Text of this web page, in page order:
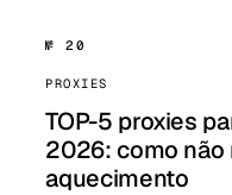
№ 20
PROXIES
TOP-5 proxies
2026: como não
aquecimento